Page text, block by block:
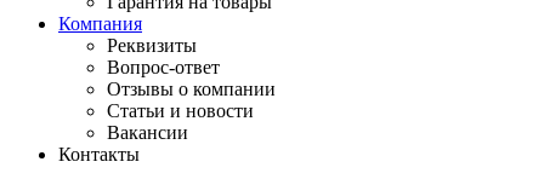
Компания
Реквизиты
Вопрос-ответ
Отзывы о компании
Статьи и новости
Вакансии
Контакты